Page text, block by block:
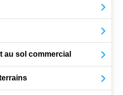
au sol commercial